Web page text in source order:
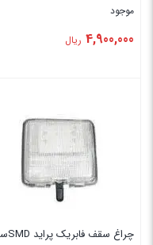
موجود
4,900,000 ریال
چراغ سقف فابریک ‏پراید SMDسفید